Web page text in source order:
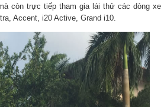
còn trực tiếp tham gia lái thử các dòng xe
Accent, i20 Active, Grand i10.